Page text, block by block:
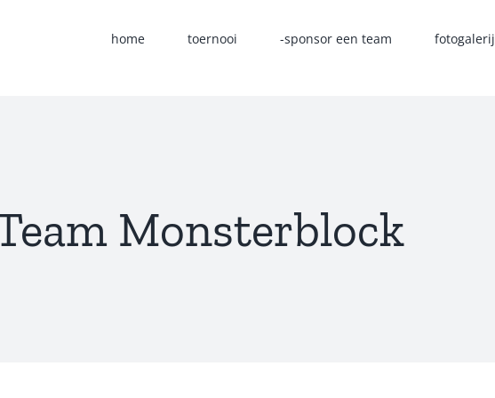
home toernooi -sponsor een team fotogalerij
Monsterblock